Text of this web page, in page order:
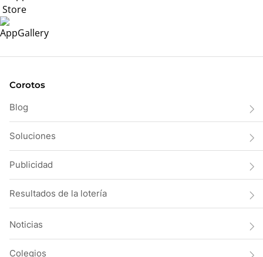
Corotos
Blog
Soluciones
Publicidad
Resultados de la lotería
Noticias
Colegios